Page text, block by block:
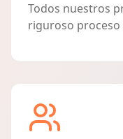
Todos nuestros
riguroso